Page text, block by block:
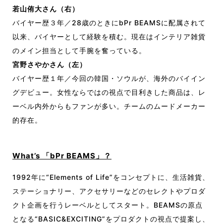
若山侑大さん（右）
バイヤー歴３年／28歳のときにbPr BEAMSに配属されて
以来、バイヤーとして経験を積む。現在はインテリア雑貨
のメイン担当として手腕を奮っている。
宮野さやかさん（左）
バイヤー歴１年／今回の韓国・ソウルが、海外のバイイン
グデビュー。女性ならではの視点で目利きした商品は、レ
ーベル内外からもファンが多い。チームのムードメーカー
的存在。
What’s 「bPr BEAMS」？
1992年に“Elements of Life”をコンセプトに、生活雑貨、
ステーショナリー、アクセサリーなどのセレクトやプロダ
クト企画を行うレーベルとしてスタート。BEAMSの原点
となる“BASIC&EXCITING”をプロダクトの視点で提案し、